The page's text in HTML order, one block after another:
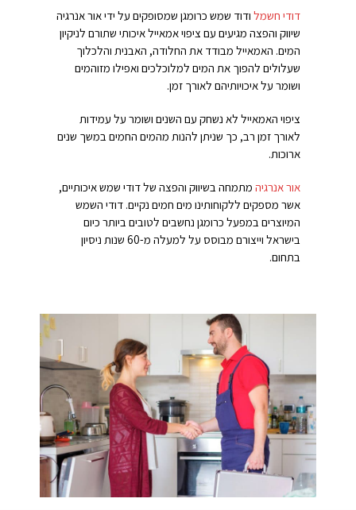
דודי חשמל ודוד שמש כרומגן שמסופקים על ידי אור אנרגיה
שיווק והפצה מגיעים עם ציפוי אמאייל איכותי שתורם לניקיון
המים. האמאייל מבודד את החלודה, האבנית והלכלוך
שעלולים להפוך את המים למלוכלכים ואפילו מזוהמים
ושומר על איכויותיהם לאורך זמן.
ציפוי האמאייל לא נשחק עם השנים ושומר על עמידות
לאורך זמן רב, כך שניתן להנות מהמים החמים במשך שנים
ארוכות.
אור אנרגיה מתמחה בשיווק והפצה של דודי שמש איכותיים,
אשר מספקים ללקוחותינו מים חמים נקיים. דודי השמש
המיוצרים במפעל כרומגן נחשבים לטובים ביותר כיום
בישראל וייצורם מבוסס על למעלה מ-60 שנות ניסיון
בתחום.